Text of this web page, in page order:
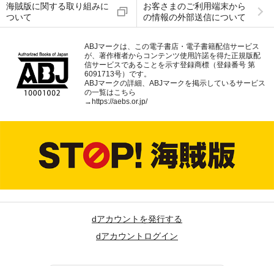
海賊版に関する取り組みに
ついて
お客さまのご利用端末から
の情報の外部送信について
ABJマークは、この電子書店・電子書籍配信サービス
が、著作権者からコンテンツ使用許諾を得た正規版配
信サービスであることを示す登録商標（登録番号 第
6091713号）です。
ABJマークの詳細、ABJマークを掲示しているサービス
の一覧はこちら
→https://aebs.or.jp/
dアカウントを発行する
dアカウントログイン